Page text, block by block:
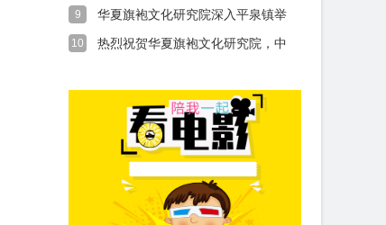
9
华夏旗袍文化研究院深入平泉镇举
10
热烈祝贺华夏旗袍文化研究院，中